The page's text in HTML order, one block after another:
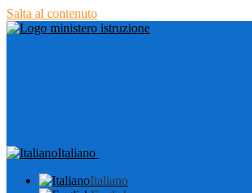
Salta al contenuto
Italiano
Italiano